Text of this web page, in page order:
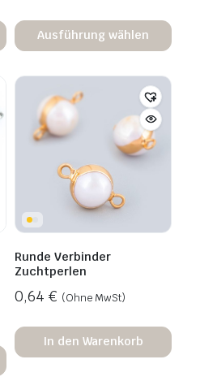
Ausführung wählen
Runde Verbinder
Zuchtperlen
0,64 € (Ohne MwSt)
In den Warenkorb